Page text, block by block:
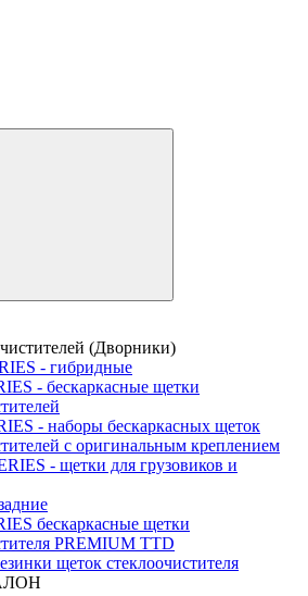
(Дворники)
- гибридные
- бескаркасные щетки
- наборы бескаркасных щеток
с оригинальным креплением
- щетки для грузовиков и
бескаркасные щетки
PREMIUM TTD
щеток стеклоочистителя